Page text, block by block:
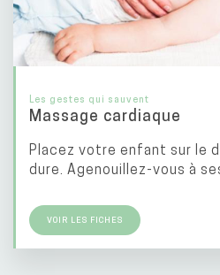
Les gestes qui sauvent
Massage cardiaque
Placez votre enfant sur le
dure. Agenouillez-vous à
VOIR LES FICHES